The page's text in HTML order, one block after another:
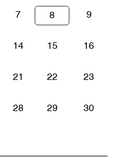
7 8 9
14 15 16
21 22 23
28 29 30